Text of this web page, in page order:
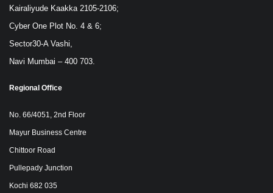
Kairaliyude Kaakka 2105-2106;
Cyber One Plot No. 4 & 6;
Sector30-A Vashi,
Navi Mumbai – 400 703.
Regional Office
No. 66/4051, 2nd Floor
Mayur Business Centre
Chittoor Road
Pullepady Junction
Kochi 682 035